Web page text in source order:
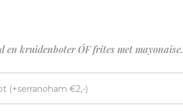
en kruidenboter ÓF frites met mayonaise.
(+serranoham €2,-)